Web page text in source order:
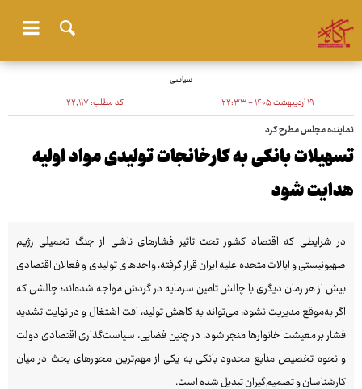
سیاسی
۱۹ اردیبهشت ۱۴۰۵ - ۲۲:۳۳ کد مطلب:۲۲٬۱۱۷
نماینده مجلس مطرح کرد
تسهیلات بانکی به کارخانجات تولیدی مواد اولیه
هدایت شود
در شرایطی که اقتصاد کشور تحت تاثیر فشارهای ناشی از جنگ تحمیلی رژیم
صهیونیستی و ایالات متحده علیه ایران قرار گرفته، واحدهای تولیدی و فعالان اقتصادی
بیش از هر زمان دیگری با چالش تامین سرمایه در گردش مواجه شده‌اند؛ چالشی که
اگر به‌موقع مدیریت نشود، می‌تواند به کاهش تولید، افت اشتغال و در نهایت تشدید
فشار بر معیشت خانوارها منجر شود. در چنین فضایی، سیاست‌گذاری اقتصادی دولت
و نحوه تخصیص منابع محدود بانکی به یکی از مهم‌ترین محورهای بحث در میان
کارشناسان و تصمیم‌گیران تبدیل شده است.